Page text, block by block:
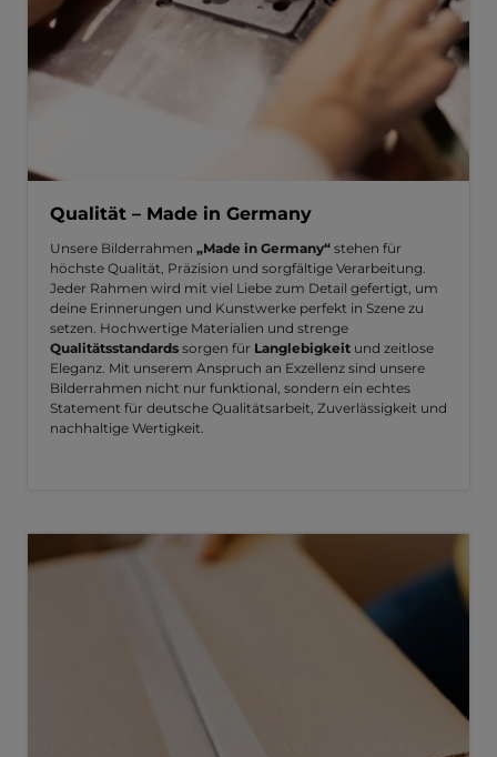
Qualität – Made in Germany
Unsere Bilderrahmen „Made in Germany“ stehen für
höchste Qualität, Präzision und sorgfältige Verarbeitung.
Jeder Rahmen wird mit viel Liebe zum Detail gefertigt, um
deine Erinnerungen und Kunstwerke perfekt in Szene zu
setzen. Hochwertige Materialien und strenge
Qualitätsstandards sorgen für Langlebigkeit und zeitlose
Eleganz. Mit unserem Anspruch an Exzellenz sind unsere
Bilderrahmen nicht nur funktional, sondern ein echtes
Statement für deutsche Qualitätsarbeit, Zuverlässigkeit und
nachhaltige Wertigkeit.